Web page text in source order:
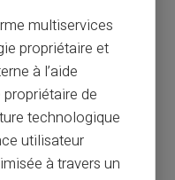
bancaire, puis-je
multiservices
propriétaire et
à l’aide
propriétaire de
technologique
utilisateur
à travers un